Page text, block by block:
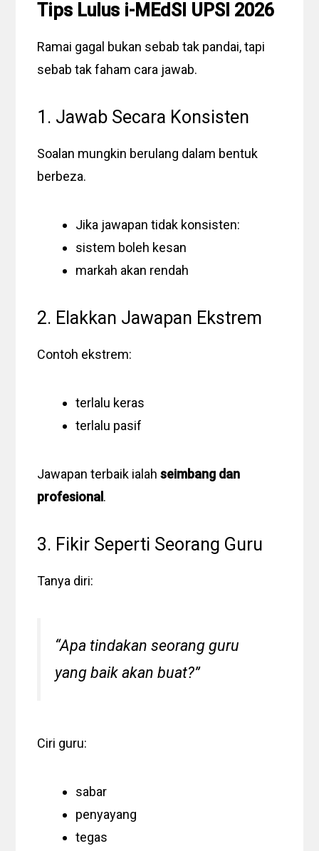
Tips Lulus i-MEdSI UPSI 2026
Ramai gagal bukan sebab tak pandai, tapi
sebab tak faham cara jawab.
1. Jawab Secara Konsisten
Soalan mungkin berulang dalam bentuk
berbeza.
Jika jawapan tidak konsisten:
sistem boleh kesan
markah akan rendah
2. Elakkan Jawapan Ekstrem
Contoh ekstrem:
terlalu keras
terlalu pasif
Jawapan terbaik ialahseimbang dan
profesional.
3. Fikir Seperti Seorang Guru
Tanya diri:
“Apa tindakan seorang guru
yang baik akan buat?”
Ciri guru:
sabar
penyayang
tegas